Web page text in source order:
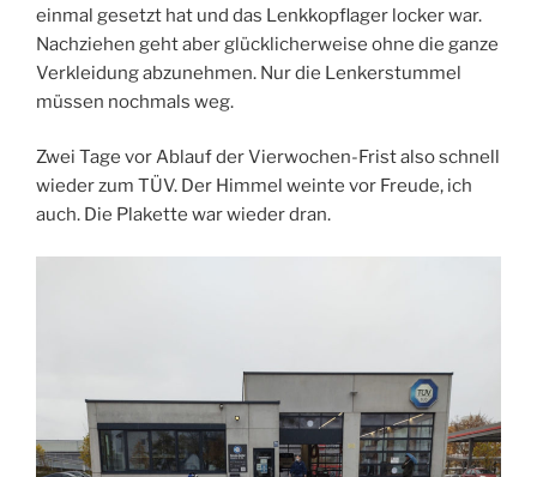
einmal gesetzt hat und das Lenkkopflager locker war.
Nachziehen geht aber glücklicherweise ohne die ganze
Verkleidung abzunehmen. Nur die Lenkerstummel
müssen nochmals weg.
Zwei Tage vor Ablauf der Vierwochen-Frist also schnell
wieder zum TÜV. Der Himmel weinte vor Freude, ich
auch. Die Plakette war wieder dran.